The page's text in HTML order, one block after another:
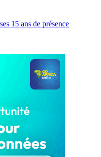
15 ans de présence